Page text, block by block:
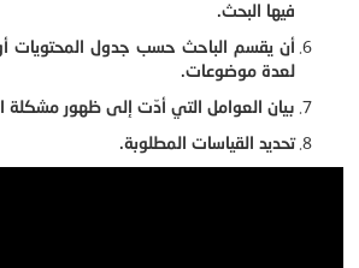
فيها البحث.
أن يقسم الباحث حسب جدول المحتويات أو
لعدة موضوعات.
بيان العوامل التي أدّت إلى ظهور مشكلة
تحديد القياسات المطلوبة.